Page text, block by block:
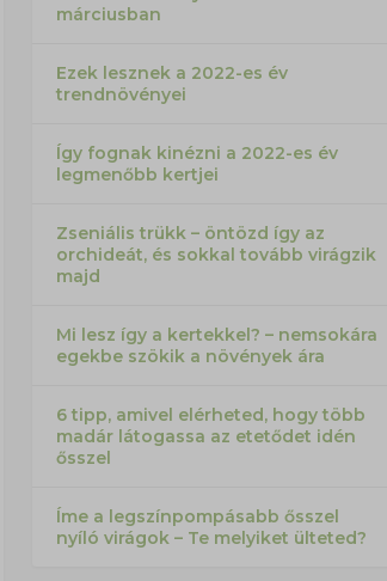
márciusban
Ezek lesznek a 2022-es év
trendnövényei
Így fognak kinézni a 2022-es év
legmenőbb kertjei
Zseniális trükk – öntözd így az
orchideát, és sokkal tovább virágzik
majd
Mi lesz így a kertekkel? – nemsokára
egekbe szökik a növények ára
6 tipp, amivel elérheted, hogy több
madár látogassa az etetődet idén
ősszel
Íme a legszínpompásabb ősszel
nyíló virágok – Te melyiket ülteted?